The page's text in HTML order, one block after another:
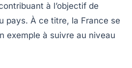
à l’objectif de
pays. À ce titre, la France se
exemple à suivre au niveau